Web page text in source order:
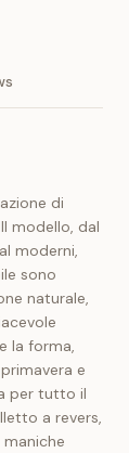
di
modello, dal
moderni,
sono
naturale,
la forma,
e
per tutto il
a revers,